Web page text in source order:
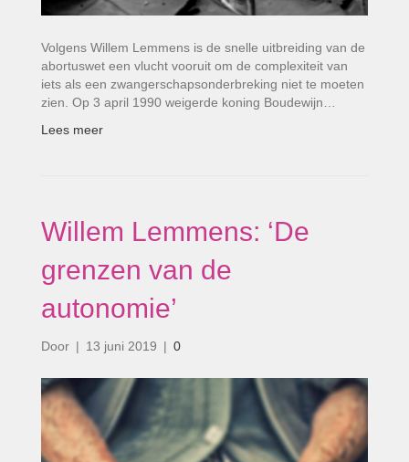
Volgens Willem Lemmens is de snelle uitbreiding van de
abortuswet een vlucht vooruit om de complexiteit van
iets als een zwangerschaps­onderbreking niet te moeten
zien. Op 3 april 1990 weigerde koning Boudewijn…
Lees meer
Willem Lemmens: ‘De
grenzen van de
autonomie’
Door | 13 juni 2019 | 0